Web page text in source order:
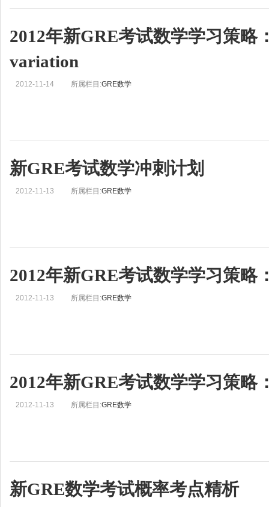
2012年新GRE考试数学学习策略
variation
2012-11-14 所属栏目:GRE数学
新GRE考试数学冲刺计划
2012-11-13 所属栏目:GRE数学
2012年新GRE考试数学学习策略
2012-11-13 所属栏目:GRE数学
2012年新GRE考试数学学习策略
2012-11-13 所属栏目:GRE数学
新GRE数学考试概率考点精析